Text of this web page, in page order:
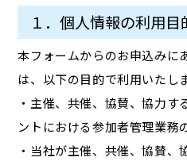
１．個人情報の利用目
本フォームからのお申込みに
は、以下の目的で利用いたし
・主催、共催、協賛、協力す
ントにおける参加者管理業務
・当社が主催、共催、協賛、